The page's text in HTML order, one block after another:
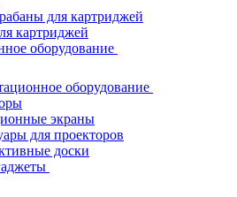
для картриджей
картриджей
оборудование
оборудование
экраны
для проекторов
доски